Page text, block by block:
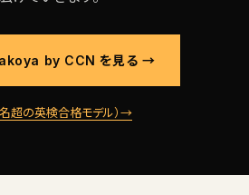
by CCN を見る →
超の英検合格モデル）→